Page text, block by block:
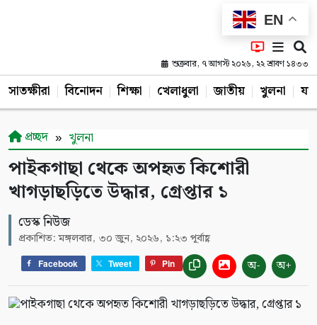
EN
শুক্রবার, ৭ আগস্ট ২০২৬, ২২ শ্রাবণ ১৪৩৩
সাতক্ষীরা বিনোদন শিক্ষা খেলাধুলা জাতীয় খুলনা
প্রচ্ছদ খুলনা
পাইকগাছা থেকে অপহৃত কিশোরী
খাগড়াছড়িতে উদ্ধার, গ্রেপ্তার ১
ডেস্ক নিউজ
প্রকাশিত: মঙ্গলবার, ৩০ জুন, ২০২৬, ১:২৩ পূর্বাহ্ণ
Facebook Tweet Pin অ- অ+